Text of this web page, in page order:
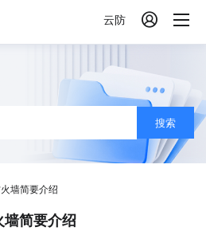
云防 
搜索
墙简要介绍
墙简要介绍